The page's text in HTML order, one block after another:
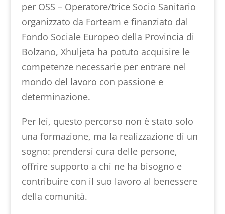
per OSS – Operatore/trice Socio Sanitario
organizzato da Forteam e finanziato dal
Fondo Sociale Europeo della Provincia di
Bolzano, Xhuljeta ha potuto acquisire le
competenze necessarie per entrare nel
mondo del lavoro con passione e
determinazione.
Per lei, questo percorso non è stato solo
una formazione, ma la realizzazione di un
sogno: prendersi cura delle persone,
offrire supporto a chi ne ha bisogno e
contribuire con il suo lavoro al benessere
della comunità.